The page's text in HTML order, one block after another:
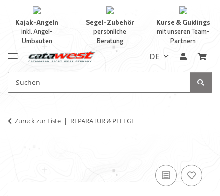
Kajak-Angeln
inkl. Angel-
Umbauten
Segel-Zubehör
persönliche
Beratung
Kurse & Guidings
mit unseren Team-
Partnern
DE
Zurück zur Liste REPARATUR & PFLEGE